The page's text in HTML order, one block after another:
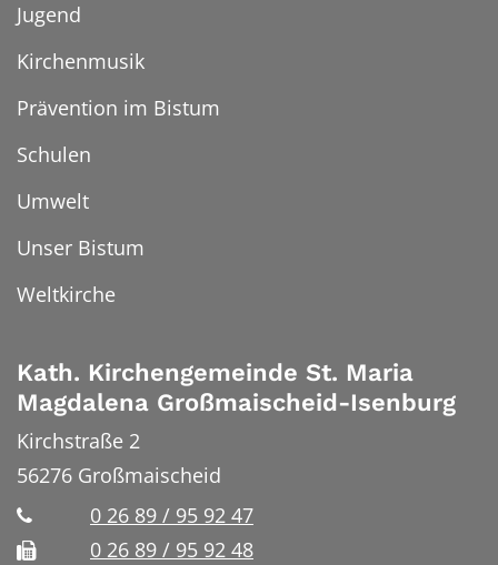
Jugend
Kirchenmusik
Prävention im Bistum
Schulen
Umwelt
Unser Bistum
Weltkirche
Kath. Kirchengemeinde St. Maria
Magdalena Großmaischeid-Isenburg
Kirchstraße 2
56276 Großmaischeid
0 26 89 / 95 92 47
0 26 89 / 95 92 48